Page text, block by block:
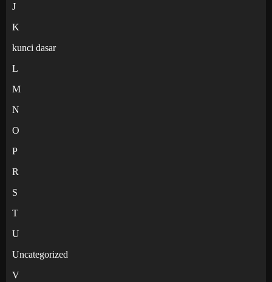
J
K
kunci dasar
L
M
N
O
P
R
S
T
U
Uncategorized
V